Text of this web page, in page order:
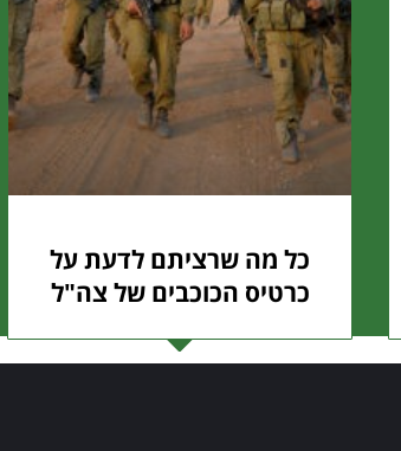
כל מה שרציתם לדעת על
כרטיס הכוכבים של צה"ל